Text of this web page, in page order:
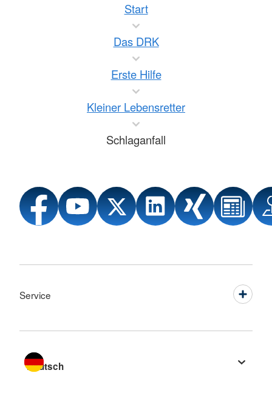
Start
Das DRK
Erste Hilfe
Kleiner Lebensretter
Schlaganfall
Service
Sprache wechseln zu